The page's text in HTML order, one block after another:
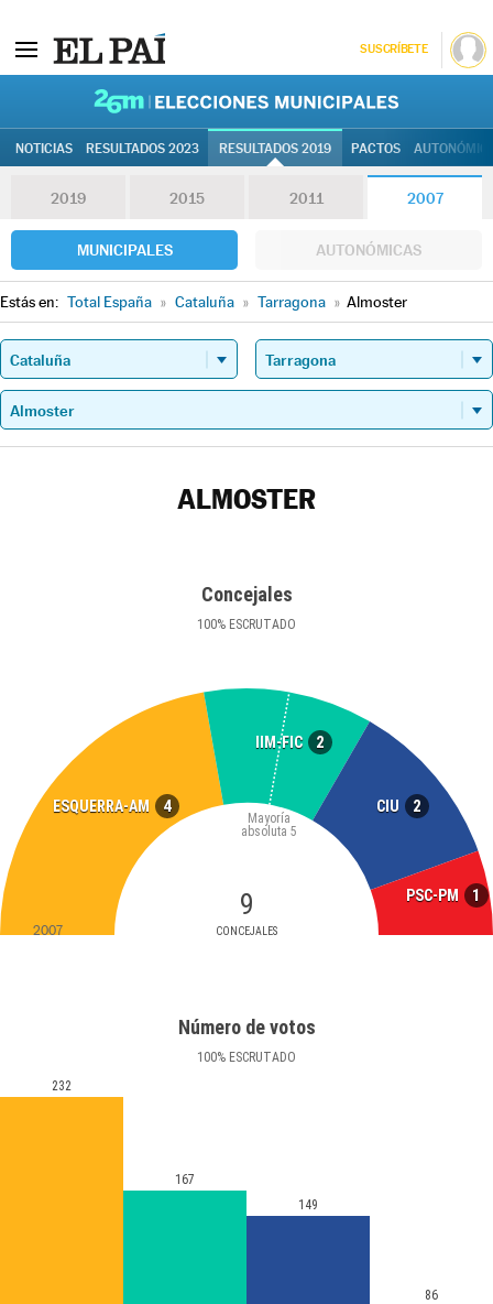
SUSCRÍBETE
NOTICIAS RESULTADOS 2023 RESULTADOS 2019 PACTOS
2019 2015 2011 2007
MUNICIPALES AUTONÓMICAS
Estás en: Total España » Cataluña » Tarragona » Almoster
ALMOSTER
Concejales
100% ESCRUTADO
ESQUERRA-AM 4
IIM-FIC 2
CIU 2
PSC-PM 1
9
CONCEJALES
Mayoría
absoluta 5
2007
Número de votos
100% ESCRUTADO
232
167
149
86